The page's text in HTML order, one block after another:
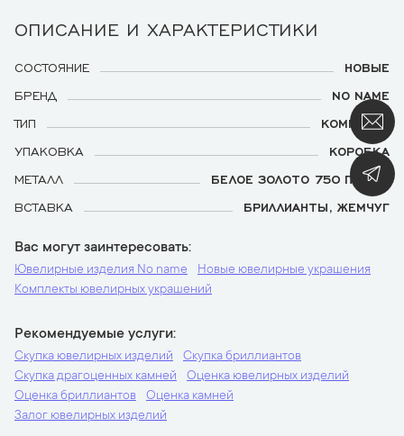
ОПИСАНИЕ И ХАРАКТЕРИСТИКИ
СОСТОЯНИЕ
НОВЫЕ
БРЕНД
NO NAME
ТИП
КОМПЛЕКТ
УПАКОВКА
КОРОБКА
МЕТАЛЛ
БЕЛОЕ ЗОЛОТО 750 ПРОБЫ
ВСТАВКА
БРИЛЛИАНТЫ, ЖЕМЧУГ
Вас могут заинтересовать
Ювелирные изделия No name
Новые ювелирные украшения
Комплекты ювелирных украшений
Рекомендуемые услуги
Скупка ювелирных изделий
Скупка бриллиантов
Скупка драгоценных камней
Оценка ювелирных изделий
Оценка бриллиантов
Оценка камней
Залог ювелирных изделий